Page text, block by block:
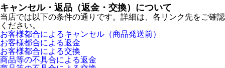
キャンセル・返品（返金・交換）について
当店では以下の条件の通りです。詳細は、各リンク先をご確認
ください。
お客様都合によるキャンセル（商品発送前）
お客様都合による返金
お客様都合による交換
商品等の不具合による返金